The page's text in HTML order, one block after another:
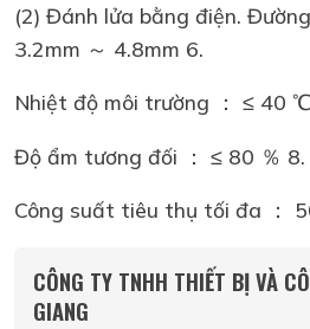
(2) Đánh lửa bằng điện.
3.2mm ～ 4.8mm 6.
Nhiệt độ môi trường ： ≤ 40
Độ ẩm tương đối ： ≤ 80 ％ 8.
Công suất tiêu thụ tối đa ：
CÔNG TY TNHH THIẾT BỊ VÀ
GIANG